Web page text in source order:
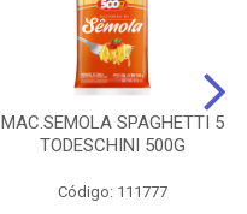
MAC.SEMOLA SPAGHETTI 5
TODESCHINI 500G
Código: 111777